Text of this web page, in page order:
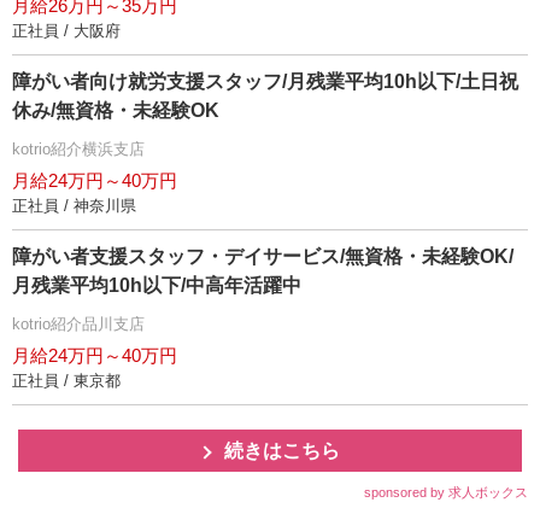
月給26万円～35万円
正社員 / 大阪府
障がい者向け就労支援スタッフ/月残業平均10h以下/土日祝
休み/無資格・未経験OK
kotrio紹介横浜支店
月給24万円～40万円
正社員 / 神奈川県
障がい者支援スタッフ・デイサービス/無資格・未経験OK/
月残業平均10h以下/中高年活躍中
kotrio紹介品川支店
月給24万円～40万円
正社員 / 東京都
続きはこちら
sponsored by 求人ボックス